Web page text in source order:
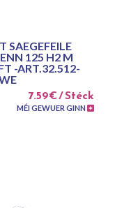
SAEGEFEILE
125 H2 M
-ART.32.512-
7.59€ / Stéck
MÉI GEWUER GINN